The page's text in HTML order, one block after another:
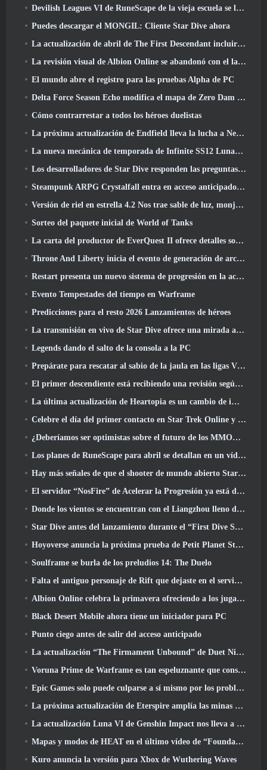
Devilish Leagues VI de RuneScape de la vieja escuela se lanza hoy
Puedes descargar el MONGIL: Cliente Star Dive ahora
La actualización de abril de The First Descendant incluirá la versión Beta del nuevo contenido del juego final
La revisión visual de Albion Online se abandonó con el lanzamiento de la actualización Radiant Wilds hoy
El mundo abre el registro para las pruebas Alpha de PC
Delta Force Season Echo modifica el mapa de Zero Dam y amplía la jugabilidad de operaciones
Cómo contrarrestar a todos los héroes duelistas
La próxima actualización de Endfield lleva la lucha a Nefarith
La nueva mecánica de temporada de Infinite SS12 Lunaria es una de las "mayores adiciones" al juego
Los desarrolladores de Star Dive responden las preguntas de los jugadores en una transmisión en vivo sorpresa
Steampunk ARPG Crystalfall entra en acceso anticipado, Pero no sin algunos problemas
Versión de riel en estrella 4.2 Nos trae sable de luz, monja-chuck, El baterista pionero y un emanador de euforia
Sorteo del paquete inicial de World of Tanks
La carta del productor de EverQuest II ofrece detalles sobre el servidor de expansión con tiempo bloqueado
Throne And Liberty inicia el evento de generación de archboss doble
Restart presenta un nuevo sistema de progresión en la actualización de la temporada SS4
Evento Tempestades del tiempo en Warframe
Predicciones para el resto 2026 Lanzamientos de héroes
La transmisión en vivo de Star Dive ofrece una mirada al juego en acción antes del lanzamiento
Legends dando el salto de la consola a la PC
Prepárate para rescatar al sabio de la jaula en las ligas VI de RuneScape de la vieja escuela: Pactos demoniacos
El primer descendiente está recibiendo una revisión según Dev Stream
La última actualización de Heartopia es un cambio de imagen al estilo de Alicia en el país de las maravillas
Celebre el día del primer contacto en Star Trek Online y gane una nueva versión del Nobel Intel Battlecruiser
¿Deberíamos ser optimistas sobre el futuro de los MMORPG??
Los planes de RuneScape para abril se detallan en un vídeo para desarrolladores
Hay más señales de que el shooter de mundo abierto StarCraft podría ser algo real
El servidor “NosFire” de Acelerar la Progresión ya está disponible en NosTale
Donde los vientos se encuentran con el Liangzhou lleno de nieve ahora disponible con el lanzamiento de la versión 1.5
Star Dive antes del lanzamiento durante el “First Dive Show”
Hoyoverse anuncia la próxima prueba de Petit Planet Stardrift
Soulframe se burla de los preludios 14: The Duelo
Falta el antiguo personaje de Rift que dejaste en el servidor muerto? Gamigo tiene una solución para eso
Albion Online celebra la primavera ofreciendo a los jugadores una linda montura de conejito
Black Desert Mobile ahora tiene un iniciador para PC
Punto ciego antes de salir del acceso anticipado
La actualización “The Firmament Unbound” de Duet Night Abyss concluye la historia de Huaxu
Voruna Prime de Warframe es tan espeluznante que consiguió su propio tráiler de Red Band
Epic Games solo puede culparse a sí mismo por los problemas recientes
La próxima actualización de Eterspire amplía las minas enanas y ofrece una revisión completa del combate contra jefes
La actualización Luna VI de Genshin Impact nos lleva a ese lugar del que Mondstadt sigue hablando pero que nunca hemos visto
Mapas y modos de HEAT en el último vídeo de “Foundations”
Kuro anuncia la versión para Xbox de Wuthering Waves